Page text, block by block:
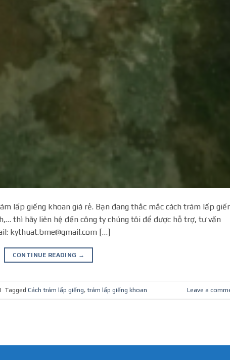
lấp giếng khoan giá rẻ. Bạn đang thắc mắc cách trám lấp
thì hãy liên hệ đến công ty chúng tôi để được hỗ trợ, tư vấn
kythuat.bme@gmail.com […]
CONTINUE READING →
| Tagged Cách trám lấp giếng, trám lấp giếng khoan Leave a